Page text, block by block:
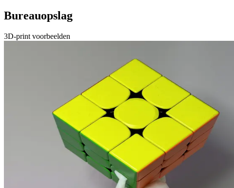
Bureauopslag
3D-print voorbeelden